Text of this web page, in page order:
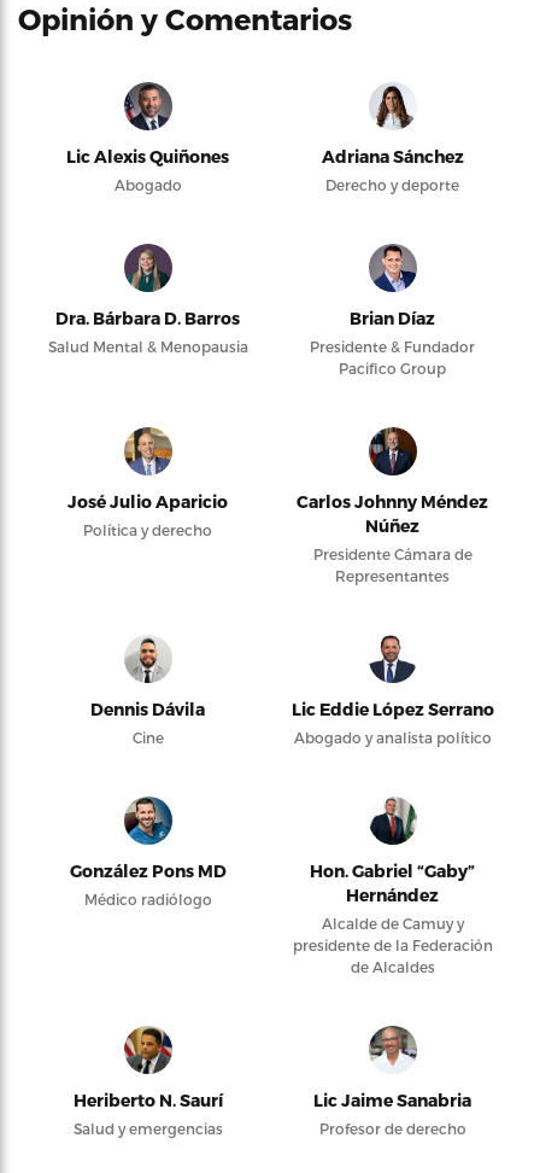
Opinión y Comentarios
Lic Alexis Quiñones
Abogado
Adriana Sánchez
Derecho y deporte
Dra. Bárbara D. Barros
Salud Mental & Menopausia
Brian Díaz
Presidente & Fundador
Pacifico Group
José Julio Aparicio
Política y derecho
Carlos Johnny Méndez
Núñez
Presidente Cámara de
Representantes
Dennis Dávila
Cine
Lic Eddie López Serrano
Abogado y analista político
González Pons MD
Médico radiólogo
Hon. Gabriel “Gaby”
Hernández
Alcalde de Camuy y
presidente de la Federación
de Alcaldes
Heriberto N. Saurí
Salud y emergencias
Lic Jaime Sanabria
Profesor de derecho